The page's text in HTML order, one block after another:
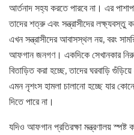
আর্তনাদ সহ্য করতে পারবে না। এর
তাদের শত্রু এবং সন্ত্রাসীদের
এখন সন্ত্রাসীদের আবাসস্থল নয়, বরং
আফগান জনগণ। একদিকে সেখানকার
বিতাড়িত করা হচ্ছে, তাদের ঘরবাড়ি
এমন নৃশংস হামলা চালানো হচ্ছে যার
দিতে পারে না।
যদিও আফগান প্রতিরক্ষা মন্ত্রণালয়